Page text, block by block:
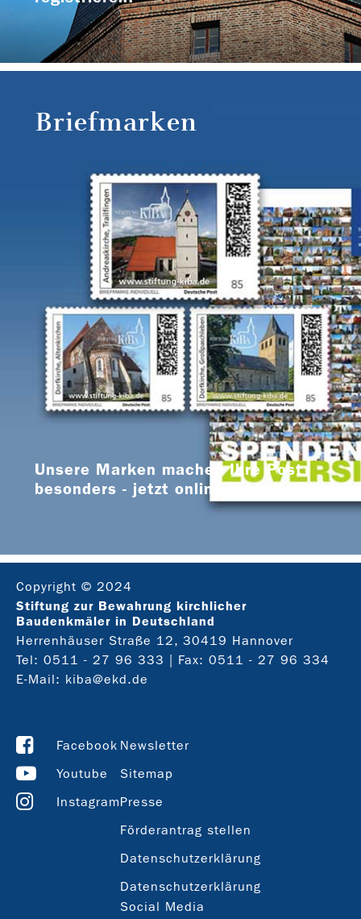
Briefmarken
Unsere Marken machen Ihre Post
besonders - jetzt online bestellen
Copyright © 2024
Stiftung zur Bewahrung kirchlicher
Baudenkmäler in Deutschland
Herrenhäuser Straße 12, 30419 Hannover
Tel: 0511 - 27 96 333 | Fax: 0511 - 27 96 334
E-Mail: kiba@ekd.de
Facebook
Youtube
Instagram
Newsletter
Sitemap
Presse
Förderantrag stellen
Datenschutzerklärung
Datenschutzerklärung
Social Media